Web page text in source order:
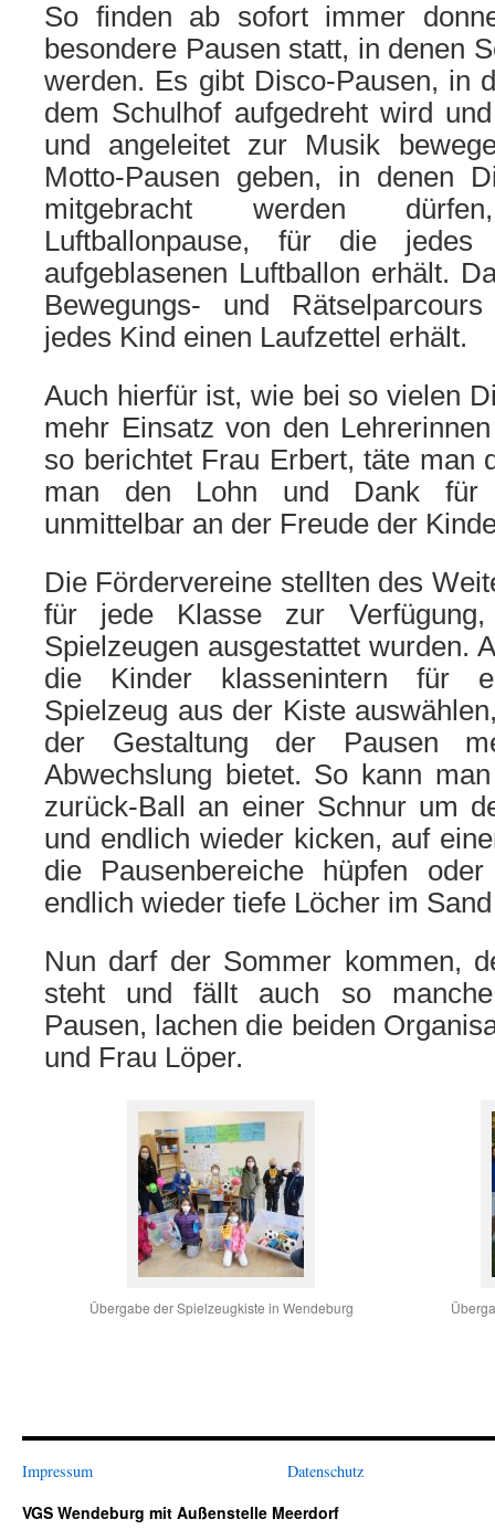
So finden ab sofort immer
besondere Pausen statt, in denen
werden. Es gibt Disco-Pausen, in
dem Schulhof aufgedreht wird
und angeleitet zur Musik
Motto-Pausen geben, in denen
mitgebracht werden
Luftballonpause, für die
aufgeblasenen Luftballon erhält.
Bewegungs- und
jedes Kind einen Laufzettel erhält.
Auch hierfür ist, wie bei so vielen
mehr Einsatz von den
so berichtet Frau Erbert, täte man
man den Lohn und Dank für
unmittelbar an der Freude der
Die Fördervereine stellten des
für jede Klasse zur
Spielzeugen ausgestattet wurden.
die Kinder klassenintern für
Spielzeug aus der Kiste
der Gestaltung der Pausen
Abwechslung bietet. So kann
zurück-Ball an einer Schnur um
und endlich wieder kicken, auf
die Pausenbereiche hüpfen
endlich wieder tiefe Löcher im
Nun darf der Sommer kommen,
steht und fällt auch so
Pausen, lachen die beiden
und Frau Löper.
Übergabe der Spielzeugkiste in Wendeburg
Impressum Datenschutz
VGS Wendeburg mit Außenstelle Meerdorf